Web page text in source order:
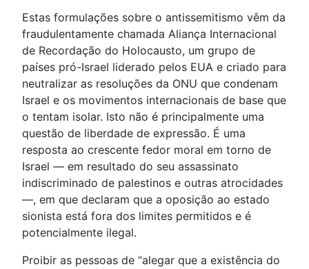
Estas formulações sobre o antissemitismo vêm da
fraudulentamente chamada Aliança Internacional
de Recordação do Holocausto, um grupo de
países pró-Israel liderado pelos EUA e criado para
neutralizar as resoluções da ONU que condenam
Israel e os movimentos internacionais de base que
o tentam isolar. Isto não é principalmente uma
questão de liberdade de expressão. É uma
resposta ao crescente fedor moral em torno de
Israel — em resultado do seu assassinato
indiscriminado de palestinos e outras atrocidades
—, em que declaram que a oposição ao estado
sionista está fora dos limites permitidos e é
potencialmente ilegal.
Proibir as pessoas de “alegar que a existência do